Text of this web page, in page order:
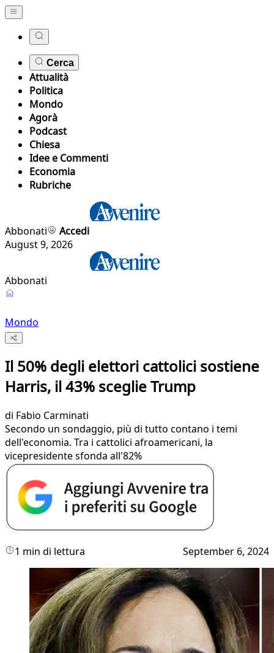
Cerca
Attualità
Politica
Mondo
Agorà
Podcast
Chiesa
Idee e Commenti
Economia
Rubriche
Abbonati
Accedi
August 9, 2026
Abbonati
Mondo
Il 50% degli elettori cattolici sostiene
Harris, il 43% sceglie Trump
di Fabio Carminati
Secondo un sondaggio, più di tutto contano i temi
dell'economia. Tra i cattolici afroamericani, la
vicepresidente sfonda all'82%
1 min di lettura September 6, 2024